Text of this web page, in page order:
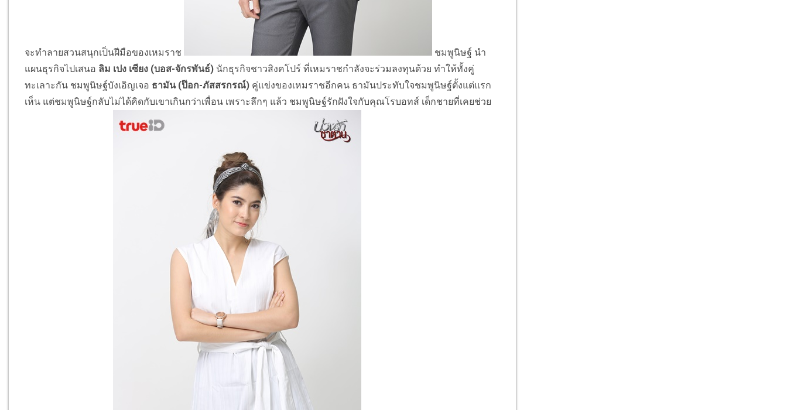
จะทำลายสวนสนุกเป็นฝีมือของเหมราช
ชมพูนิษฐ์ นำ
แผนธุรกิจไปเสนอ ลิม เปง เซียง (บอส-จักรพันธ์) นักธุรกิจชาวสิงคโปร์ ที่เหมราชกำลังจะร่วมลงทุนด้วย ทำให้ทั้งคู่
ทะเลาะกัน ชมพูนิษฐ์บังเอิญเจอ ธามัน (ป๊อก-ภัสสรกรณ์) คู่แข่งของเหมราชอีกคน ธามันประทับใจชมพูนิษฐ์ตั้งแต่แรก
เห็น แต่ชมพูนิษฐ์กลับไม่ได้คิดกับเขาเกินกว่าเพื่อน เพราะลึกๆ แล้ว ชมพูนิษฐ์รักฝังใจกับคุณโรบอทส์ เด็กชายที่เคยช่วย